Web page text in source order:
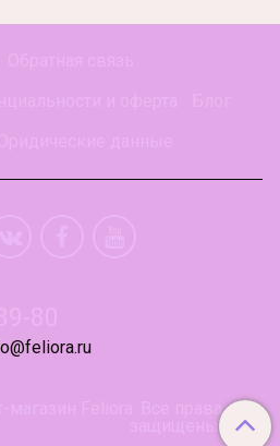
магазин Feliora. Все права
защищены.